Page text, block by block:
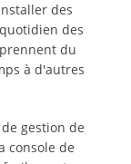
des
des
du
à d'autres
gestion de
console de